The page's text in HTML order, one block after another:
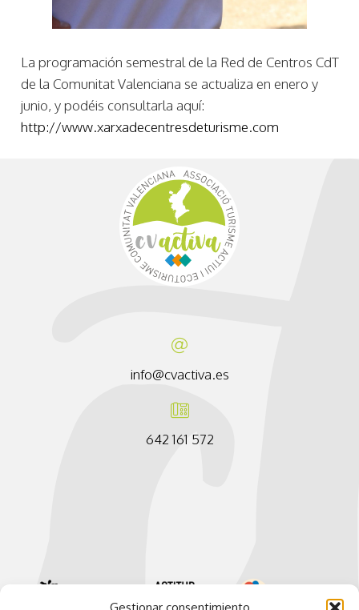
La programación semestral de la Red de Centros CdT
de la Comunitat Valenciana se actualiza en enero y
junio, y podéis consultarla aquí:
http://www.xarxadecentresdeturisme.com
info@cvactiva.es
642 161 572